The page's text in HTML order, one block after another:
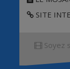
SITE
Soyez